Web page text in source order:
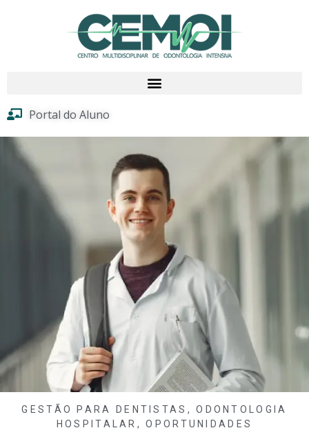
Portal do Aluno
GESTÃO PARA DENTISTAS ,ODONTOLOGIA
HOSPITALAR ,OPORTUNIDADES